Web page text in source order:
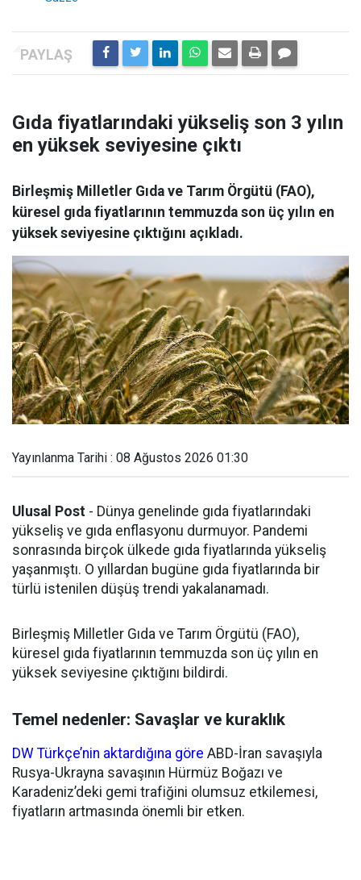
Gıda fiyatlarındaki yükseliş son 3 yılın
en yüksek seviyesine çıktı
Birleşmiş Milletler Gıda ve Tarım Örgütü (FAO),
küresel gıda fiyatlarının temmuzda son üç yılın en
yüksek seviyesine çıktığını açıkladı.
Yayınlanma Tarihi : 08 Ağustos 2026 01:30
Ulusal Post - Dünya genelinde gıda fiyatlarındaki
yükseliş ve gıda enflasyonu durmuyor. Pandemi
sonrasında birçok ülkede gıda fiyatlarında yükseliş
yaşanmıştı. O yıllardan bugüne gıda fiyatlarında bir
türlü istenilen düşüş trendi yakalanamadı.
Birleşmiş Milletler Gıda ve Tarım Örgütü (FAO),
küresel gıda fiyatlarının temmuzda son üç yılın en
yüksek seviyesine çıktığını bildirdi.
Temel nedenler: Savaşlar ve kuraklık
DW Türkçe’nin aktardığına göre ABD-İran savaşıyla
Rusya-Ukrayna savaşının Hürmüz Boğazı ve
Karadeniz’deki gemi trafiğini olumsuz etkilemesi,
fiyatların artmasında önemli bir etken.